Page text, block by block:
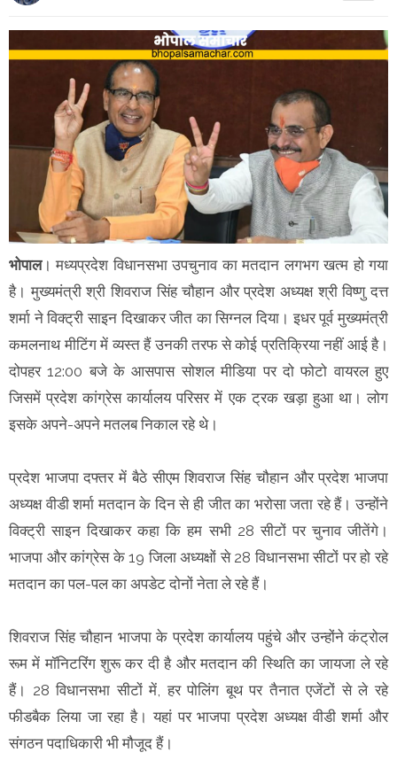
भोपाल। मध्यप्रदेश विधानसभा उपचुनाव का मतदान लगभग खत्म हो गया
है। मुख्यमंत्री श्री शिवराज सिंह चौहान और प्रदेश अध्यक्ष श्री विष्णु दत्त
शर्मा ने विक्ट्री साइन दिखाकर जीत का सिग्नल दिया। इधर पूर्व मुख्यमंत्री
कमलनाथ मीटिंग में व्यस्त हैं उनकी तरफ से कोई प्रतिक्रिया नहीं आई है।
दोपहर 12:00 बजे के आसपास सोशल मीडिया पर दो फोटो वायरल हुए
जिसमें प्रदेश कांग्रेस कार्यालय परिसर में एक ट्रक खड़ा हुआ था। लोग
इसके अपने-अपने मतलब निकाल रहे थे।
प्रदेश भाजपा दफ्तर में बैठे सीएम शिवराज सिंह चौहान और प्रदेश भाजपा
अध्यक्ष वीडी शर्मा मतदान के दिन से ही जीत का भरोसा जता रहे हैं। उन्होंने
विक्ट्री साइन दिखाकर कहा कि हम सभी 28 सीटों पर चुनाव जीतेंगे।
भाजपा और कांग्रेस के 19 जिला अध्यक्षों से 28 विधानसभा सीटों पर हो रहे
मतदान का पल-पल का अपडेट दोनों नेता ले रहे हैं।
शिवराज सिंह चौहान भाजपा के प्रदेश कार्यालय पहुंचे और उन्होंने कंट्रोल
रूम में मॉनिटरिंग शुरू कर दी है और मतदान की स्थिति का जायजा ले रहे
हैं। 28 विधानसभा सीटों में, हर पोलिंग बूथ पर तैनात एजेंटों से ले रहे
फीडबैक लिया जा रहा है। यहां पर भाजपा प्रदेश अध्यक्ष वीडी शर्मा और
संगठन पदाधिकारी भी मौजूद हैं।